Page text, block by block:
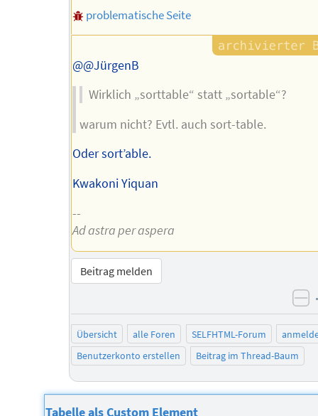
problematische Seite
@@JürgenB
Wirklich „sorttable“ statt „sortable“?
warum nicht? Evtl. auch sort-table.
Oder sort’able.
Kwakoni Yiquan
--
Ad astra per aspera
Beitrag melden
Übersicht alle Foren SELFHTML-Forum
Benutzerkonto erstellen
Beitrag im Thread-Baum
Tabelle als Custom Element